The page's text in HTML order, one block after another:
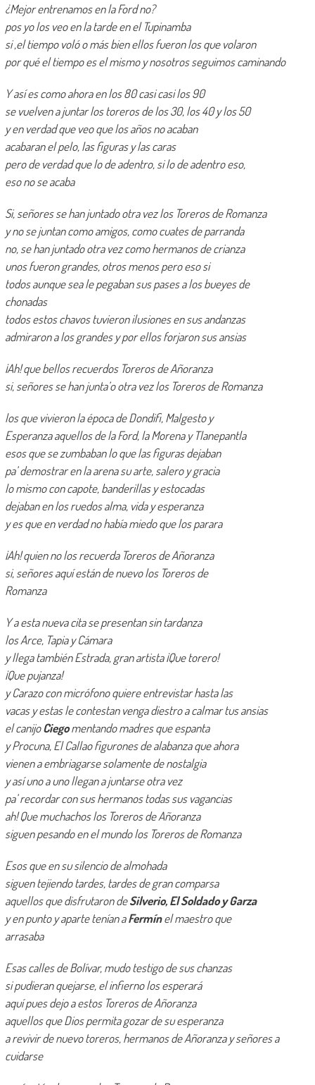
¿Mejor entrenamos en la Ford no?
pos yo los veo en la tarde en el Tupinamba
si ,el tiempo voló o más bien ellos fueron los que volaron
por qué el tiempo es el mismo y nosotros seguimos caminando
Y así es como ahora en los 80 casi casi los 90
se vuelven a juntar los toreros de los 30, los 40 y los 50
y en verdad que veo que los años no acaban
acabaran el pelo, las figuras y las caras
pero de verdad que lo de adentro, si lo de adentro eso,
eso no se acaba
Si, señores se han juntado otra vez los Toreros de Romanza
y no se juntan como amigos, como cuates de parranda
no, se han juntado otra vez como hermanos de crianza
unos fueron grandes, otros menos pero eso si
todos aunque sea le pegaban sus pases a los bueyes de
chonadas
todos estos chavos tuvieron ilusiones en sus andanzas
admiraron a los grandes y por ellos forjaron sus ansias
¡Ah! que bellos recuerdos Toreros de Añoranza
si, señores se han junta’o otra vez los Toreros de Romanza
los que vivieron la época de Dondifi, Malgesto y
Esperanza aquellos de la Ford, la Morena y Tlanepantla
esos que se zumbaban lo que las figuras dejaban
pa’ demostrar en la arena su arte, salero y gracia
lo mismo con capote, banderillas y estocadas
dejaban en los ruedos alma, vida y esperanza
y es que en verdad no había miedo que los parara
¡Ah! quien no los recuerda Toreros de Añoranza
si, señores aquí están de nuevo los Toreros de
Romanza
Y a esta nueva cita se presentan sin tardanza
los Arce, Tapia y Cámara
y llega también Estrada, gran artista ¡Que torero!
¡Que pujanza!
y Carazo con micrófono quiere entrevistar hasta las
vacas y estas le contestan venga diestro a calmar tus ansias
el canijoCiegomentando madres que espanta
y Procuna, El Callao figurones de alabanza que ahora
vienen a embriagarse solamente de nostalgia
y así uno a uno llegan a juntarse otra vez
pa’ recordar con sus hermanos todas sus vagancias
ah! Que muchachos los Toreros de Añoranza
siguen pesando en el mundo los Toreros de Romanza
Esos que en su silencio de almohada
siguen tejiendo tardes, tardes de gran comparsa
aquellos que disfrutaron deSilverio, El Soldado y Garza
y en punto y aparte tenían aFermínel maestro que
arrasaba
Esas calles de Bolívar, mudo testigo de sus chanzas
si pudieran quejarse, el infierno los esperará
aquí pues dejo a estos Toreros de Añoranza
aquellos que Dios permita gozar de su esperanza
a revivir de nuevo toreros, hermanos de Añoranza y señores a
cuidarse